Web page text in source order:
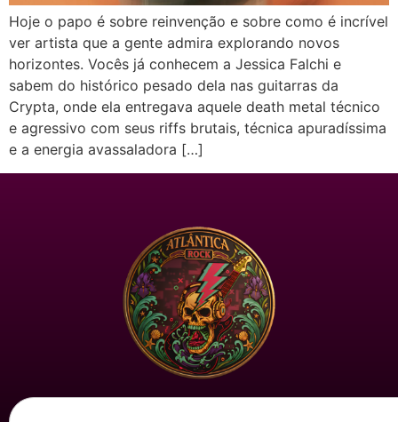
Hoje o papo é sobre reinvenção e sobre como é incrível
ver artista que a gente admira explorando novos
horizontes. Vocês já conhecem a Jessica Falchi e
sabem do histórico pesado dela nas guitarras da
Crypta, onde ela entregava aquele death metal técnico
e agressivo com seus riffs brutais, técnica apuradíssima
e a energia avassaladora […]